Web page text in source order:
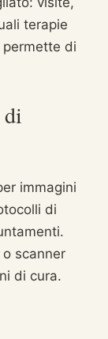
terapie
permette di
immagini
di
scanner
di cura.